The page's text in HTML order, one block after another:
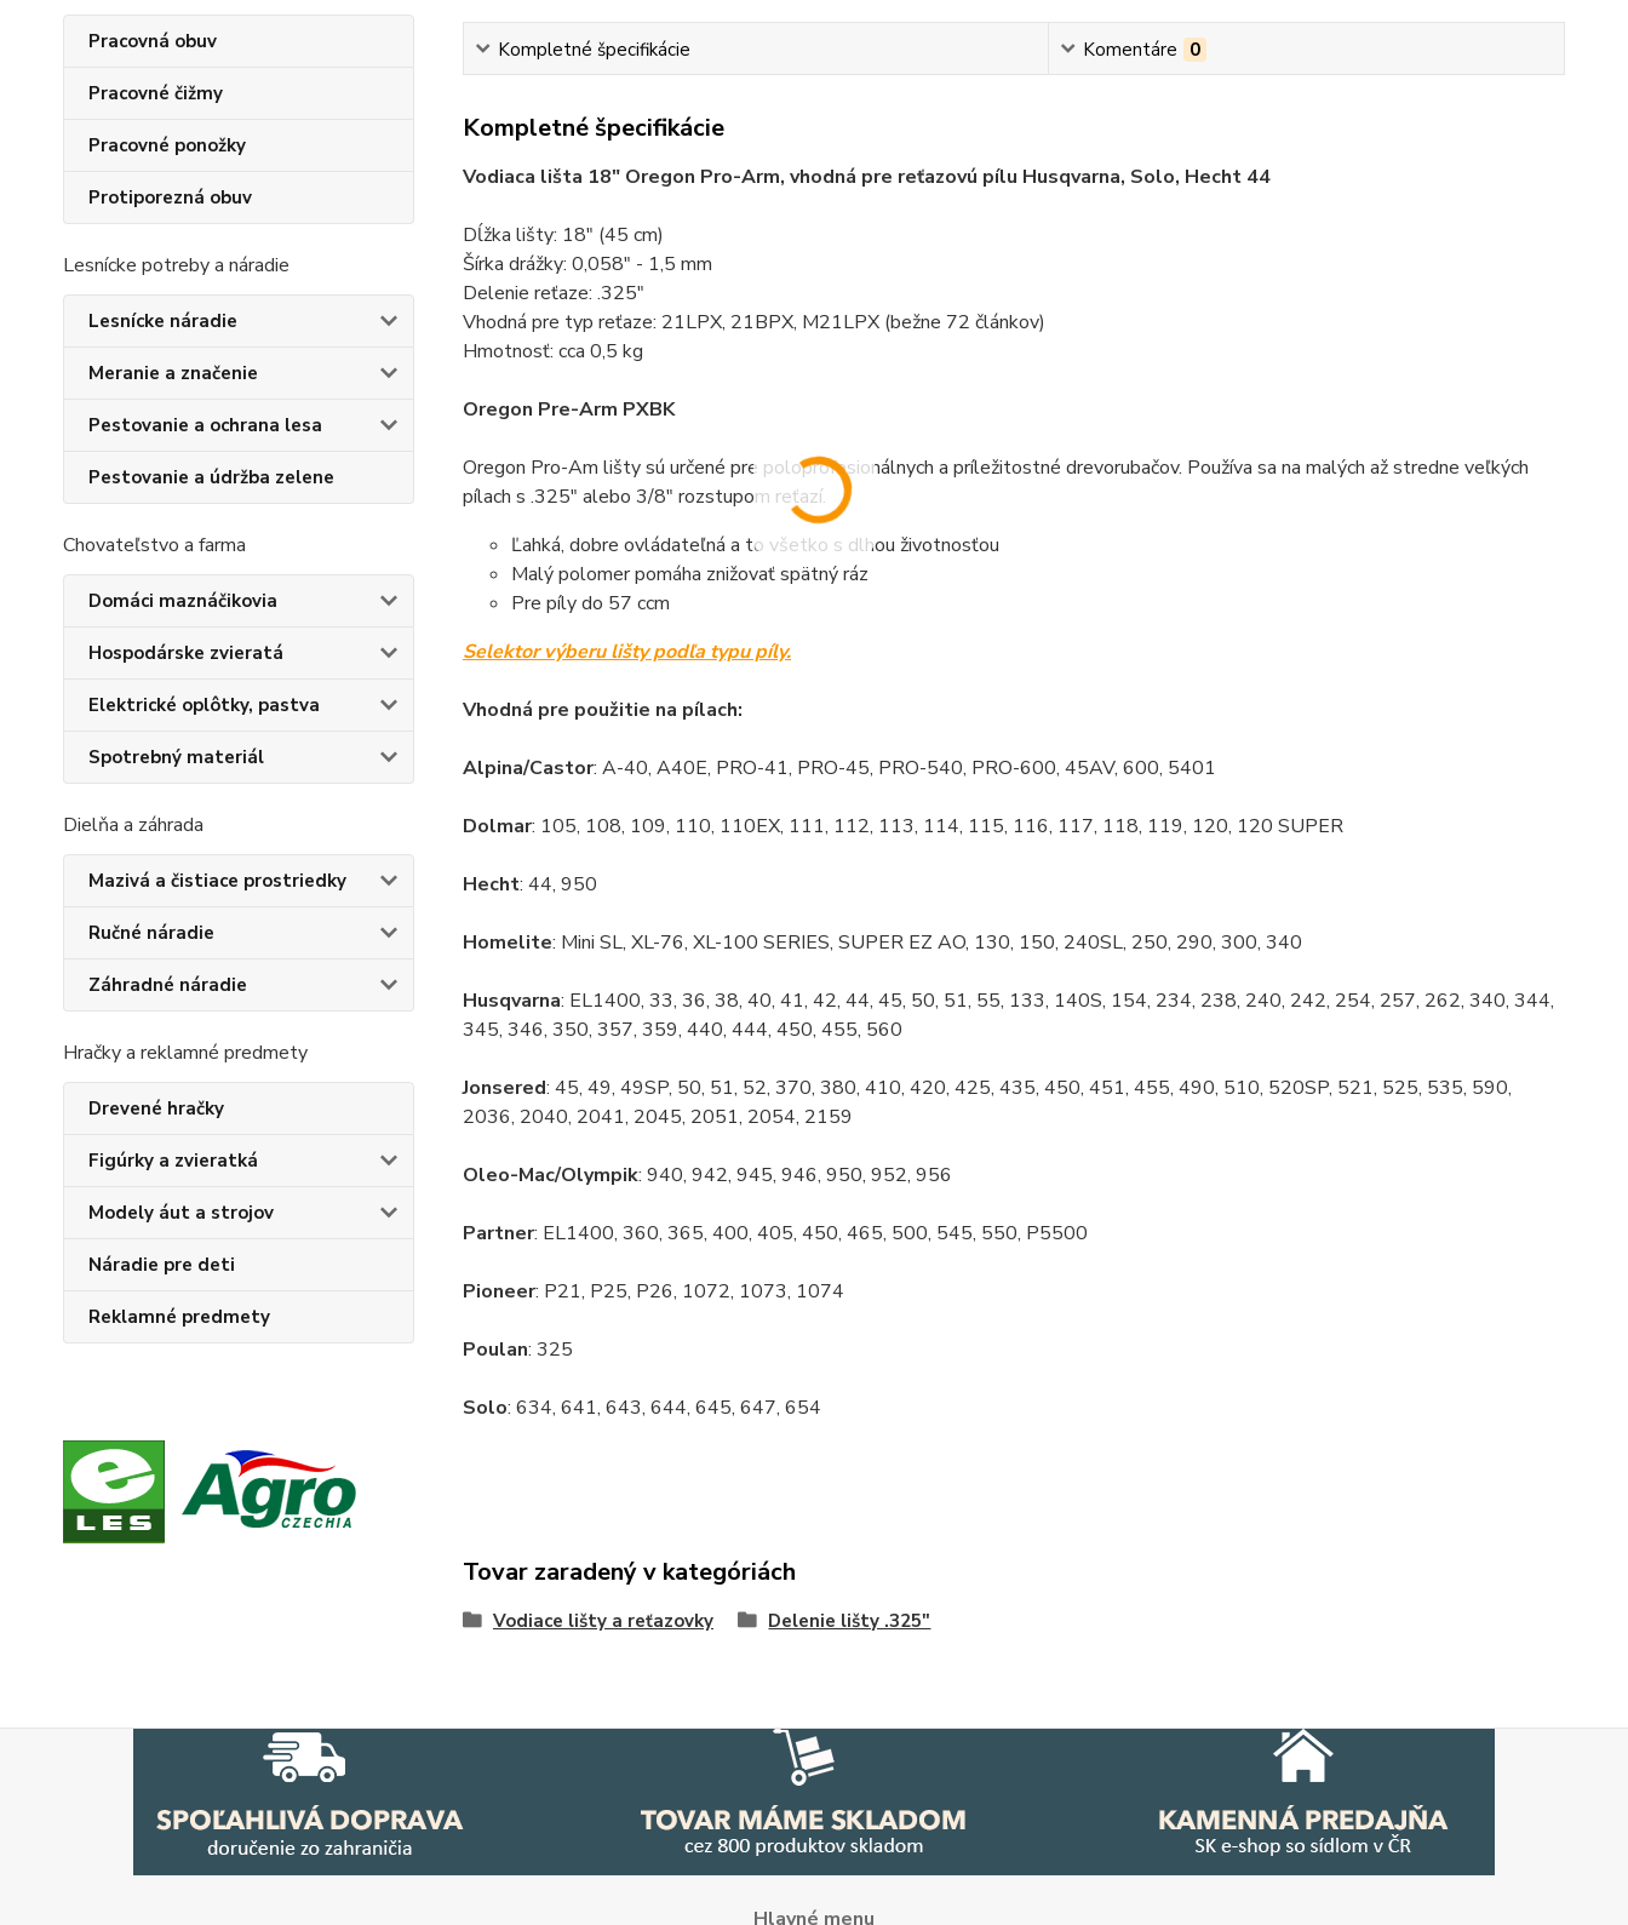
Pracovná obuv
Pracovné čižmy
Pracovné ponožky
Protiporezná obuv
Lesnícke potreby a náradie
Lesnícke náradie
Meranie a značenie
Pestovanie a ochrana lesa
Pestovanie a údržba zelene
Chovateľstvo a farma
Domáci maznáčikovia
Hospodárske zvieratá
Elektrické oplôtky, pastva
Spotrebný materiál
Dielňa a záhrada
Mazivá a čistiace prostriedky
Ručné náradie
Záhradné náradie
Hračky a reklamné predmety
Drevené hračky
Figúrky a zvieratká
Modely áut a strojov
Náradie pre deti
Reklamné predmety
Kompletné špecifikácie Komentáre 0
Kompletné špecifikácie
Vodiaca lišta 18" Oregon Pro-Arm, vhodná pre reťazovú pílu Husqvarna, Solo, Hecht 44
Dĺžka lišty: 18" (45 cm)
Šírka drážky: 0,058" - 1,5 mm
Delenie reťaze: .325"
Vhodná pre typ reťaze: 21LPX, 21BPX, M21LPX (bežne 72 článkov)
Hmotnosť: cca 0,5 kg
Oregon Pre-Arm PXBK
Oregon Pro-Am lišty sú určené pre poloprofesionálnych a príležitostné drevorubačov. Používa sa na malých až stredne veľkých
pílach s .325" alebo 3/8" rozstupom reťazí.
Ľahká, dobre ovládateľná a to všetko s dlhou životnosťou
Malý polomer pomáha znižovať spätný ráz
Pre píly do 57 ccm
Selektor výberu lišty podľa typu píly.
Vhodná pre použitie na pílach:
Alpina/Castor: A-40, A40E, PRO-41, PRO-45, PRO-540, PRO-600, 45AV, 600, 5401
Dolmar: 105, 108, 109, 110, 110EX, 111, 112, 113, 114, 115, 116, 117, 118, 119, 120, 120 SUPER
Hecht: 44, 950
Homelite: Mini SL, XL-76, XL-100 SERIES, SUPER EZ AO, 130, 150, 240SL, 250, 290, 300, 340
Husqvarna: EL1400, 33, 36, 38, 40, 41, 42, 44, 45, 50, 51, 55, 133, 140S, 154, 234, 238, 240, 242, 254, 257, 262, 340, 344,
345, 346, 350, 357, 359, 440, 444, 450, 455, 560
Jonsered: 45, 49, 49SP, 50, 51, 52, 370, 380, 410, 420, 425, 435, 450, 451, 455, 490, 510, 520SP, 521, 525, 535, 590,
2036, 2040, 2041, 2045, 2051, 2054, 2159
Oleo-Mac/Olympik: 940, 942, 945, 946, 950, 952, 956
Partner: EL1400, 360, 365, 400, 405, 450, 465, 500, 545, 550, P5500
Pioneer: P21, P25, P26, 1072, 1073, 1074
Poulan: 325
Solo: 634, 641, 643, 644, 645, 647, 654
Tovar zaradený v kategóriách
Vodiace lišty a reťazovky Delenie lišty .325"
Hlavné menu